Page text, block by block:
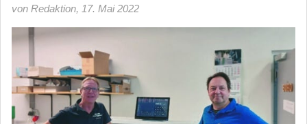
von Redaktion, 17. Mai 2022